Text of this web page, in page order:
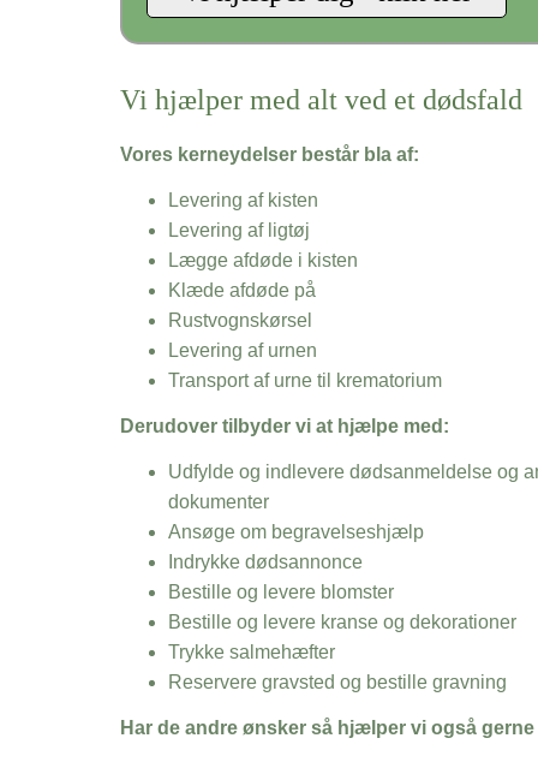
Vi hjælper med alt ved et dødsfald
Vores kerneydelser består bla af:
Levering af kisten
Levering af ligtøj
Lægge afdøde i kisten
Klæde afdøde på
Rustvognskørsel
Levering af urnen
Transport af urne til krematorium
Derudover tilbyder vi at hjælpe med:
Udfylde og indlevere dødsanmeldelse og
dokumenter
Ansøge om begravelseshjælp
Indrykke dødsannonce
Bestille og levere blomster
Bestille og levere kranse og dekorationer
Trykke salmehæfter
Reservere gravsted og bestille gravning
Har de andre ønsker så hjælper vi også gerne